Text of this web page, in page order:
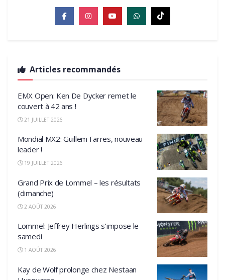
Articles recommandés
EMX Open: Ken De Dycker remet le
couvert à 42 ans !
21 JUILLET 2026
Mondial MX2: Guillem Farres, nouveau
leader !
19 JUILLET 2026
Grand Prix de Lommel – les résultats
(dimanche)
2 AOÛT 2026
Lommel: Jeffrey Herlings s’impose le
samedi
1 AOÛT 2026
Kay de Wolf prolonge chez Nestaan